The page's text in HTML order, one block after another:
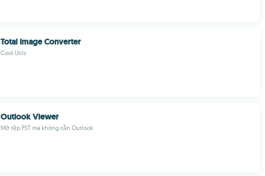
Total Image Converter
Cool Utils
Outlook Viewer
Mở tệp PST mà không cần Outlook